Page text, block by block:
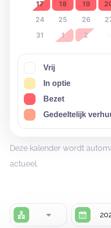
17
18 19
24
25 26
31
1 2
Vrij
In optie
Bezet
Gedeeltelijk
Deze kalender wordt
actueel.